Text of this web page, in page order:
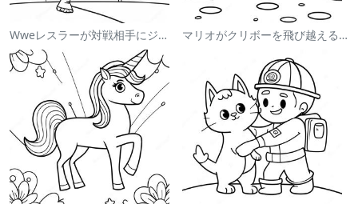
Wweレスラーが対戦相手にジャンプする塗り絵 マリオがクリボーを飛び越える塗り絵